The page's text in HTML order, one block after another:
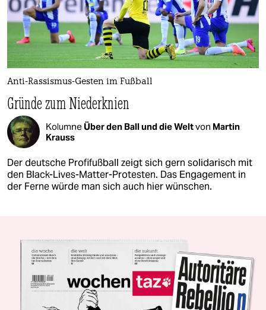
Anti-Rassismus-Gesten im Fußball
Gründe zum Niederknien
Kolumne Über den Ball und die Weltvon Martin
Krauss
Der deutsche Profifußball zeigt sich gern solidarisch mit
den Black-Lives-Matter-Protesten. Das Engagement in
der Ferne würde man sich auch hier wünschen.